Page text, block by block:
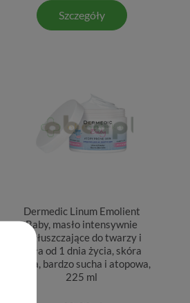
Szczegóły
Dermedic Linum Emolient
Baby, masło intensywnie
natłuszczające do twarzy i
ciała od 1 dnia życia, skóra
sucha, bardzo sucha i atopowa,
225 ml